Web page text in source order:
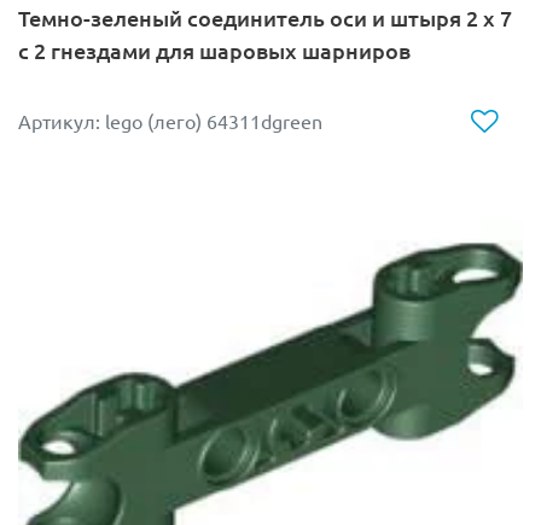
Темно-зеленый соединитель оси и штыря 2 x 7
с 2 гнездами для шаровых шарниров
Артикул: lego (лего) 64311dgreen